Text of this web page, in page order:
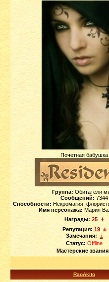
Почетная бабушка
Группа: Обитатели
Сообщений: 7344
Способности: Некромагия,
Имя персонажа: Мария
Награды: 25 +
Репутация: 19 ±
Замечания: ±
Статус: Offline
Мастерские
RaoAkito